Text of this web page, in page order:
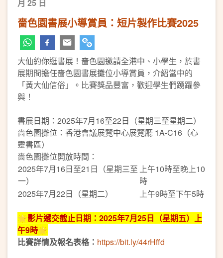
月 25 日
嗇色園書展小導賞員：短片製作比賽2025
大仙約你逛書展！嗇色園邀請全港中、小學生，於書
展期間擔任嗇色園書展攤位小導賞員，介紹當中的
「黃大仙信俗」。比賽獎品豐富，歡迎學生們踴躍參
與！
書展日期：2025年7月16至22日（星期三至星期二）
嗇色園攤位：香港會議展覽中心展覽廳 1A-C16（心
靈書區）
嗇色園攤位開放時間：
2025年7月16日至21日（星期三至
一）
上午10時至晚上10
時
2025年7月22日（星期二）
上午9時至下午5時
🌟影片遞交截止日期：2025年7月25日（星期五）上
午9時🌟
比賽詳情及報名表格： https://bit.ly/44rHffd